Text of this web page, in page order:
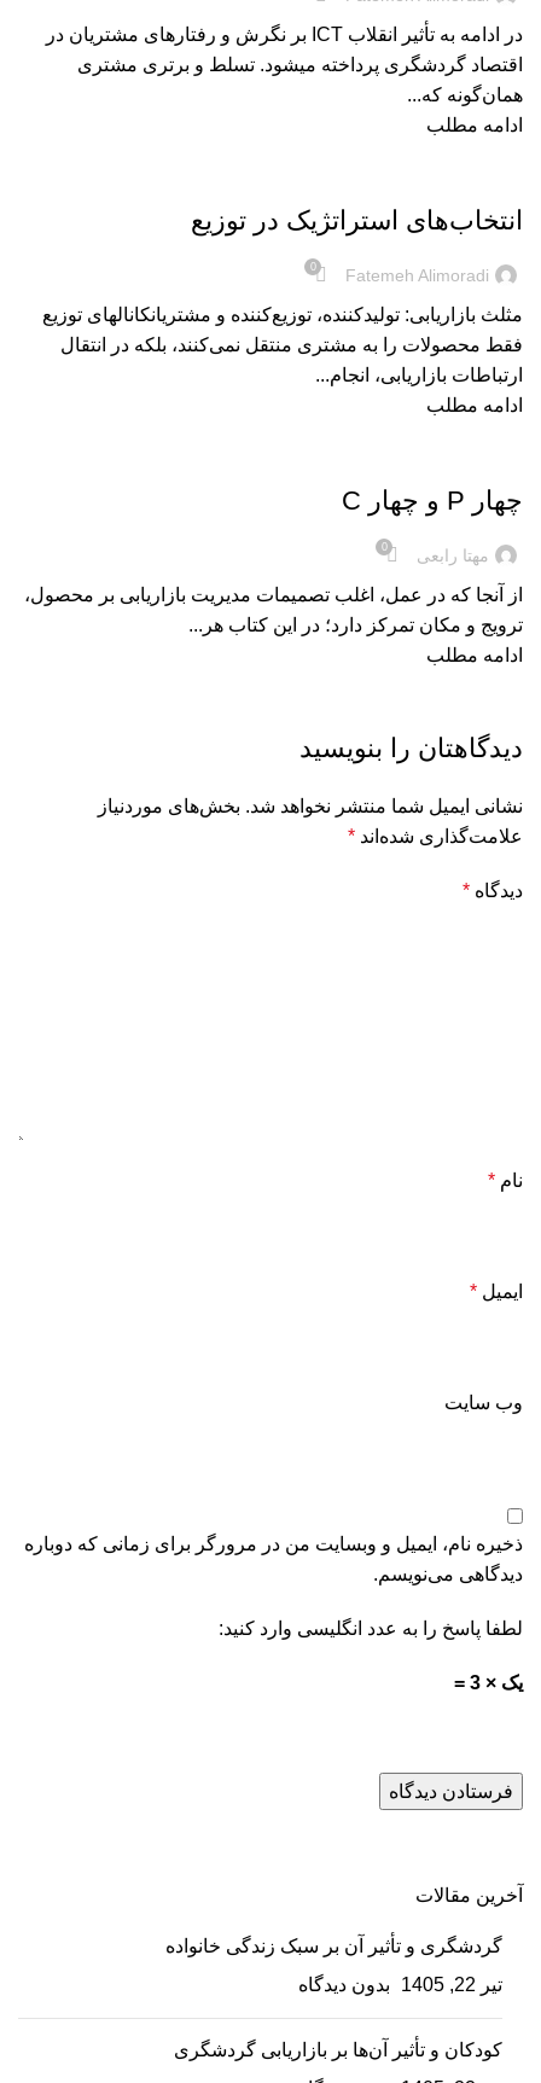
در ادامه به تأثیر انقلاب ICT بر نگرش و رفتارهای مشتریان در
اقتصاد گردشگری پرداخته می‎شود. تسلط و برتری مشتری
همان‌گونه که...
ادامه مطلب
انتخاب‌های استراتژیک در توزیع
Fatemeh Alimoradi
0
مثلث بازاریابی: تولیدکننده، توزیع‎‌‌کننده و مشتریانکانال‎های توزیع
فقط محصولات را به مشتری منتقل نمی‌کنند، بلکه در انتقال
ارتباطات بازاریابی، انجام...
ادامه مطلب
چهار P و چهار C
مهتا رابعی 0
از آنجا که در عمل، اغلب تصمیمات مدیریت بازاریابی بر محصول،
ترویج و مکان تمرکز دارد؛ در این کتاب هر...
ادامه مطلب
دیدگاهتان را بنویسید
نشانی ایمیل شما منتشر نخواهد شد. بخش‌های موردنیاز
علامت‌گذاری شده‌اند *
دیدگاه *
نام *
ایمیل *
وب‌ سایت
ذخیره نام، ایمیل و وبسایت من در مرورگر برای زمانی که دوباره
دیدگاهی می‌نویسم.
لطفا پاسخ را به عدد انگلیسی وارد کنید:
یک × 3 =
آخرین مقالات
گردشگری و تأثیر آن بر سبک زندگی خانواده
تیر 22, 1405
بدون دیدگاه
کودکان و تأثیر آن‌ها بر بازاریابی گردشگری